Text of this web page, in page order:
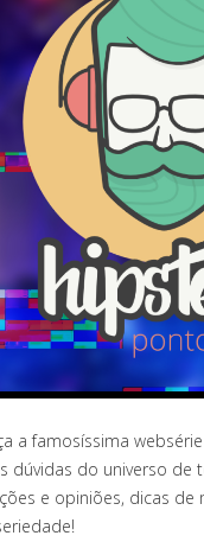
a famosíssima
dúvidas do universo de
e opiniões, dicas de